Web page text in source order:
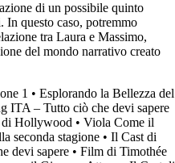
di un possibile quinto
questo caso, potremmo
tra Laura e Massimo,
del mondo narrativo creato
1 • Esplorando la Bellezza del
ITA – Tutto ciò che devi sapere
di Hollywood • Viola Come il
seconda stagione • Il Cast di
devi sapere • Film di Timothée